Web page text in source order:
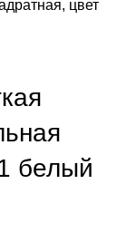
цвет
белый